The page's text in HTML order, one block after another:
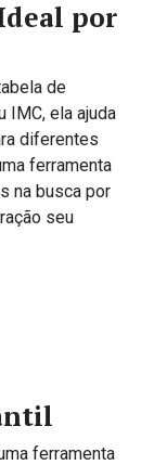
por
de
IMC, ela ajuda
diferentes
ferramenta
na busca por
seu
ferramenta